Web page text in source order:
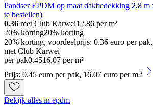
Pandser EPDM op maat dakbedekking 2,8
te bestellen)
0.36 met Club Karwei12.86 per m²
20% korting20% korting
20% korting, voordeelprijs: 0.36 euro per
met Club Karwei
per pak0.4516.07 per m²
Prijs: 0.45 euro per pak, 16.07 euro per m2
Bekijk alles in epdm